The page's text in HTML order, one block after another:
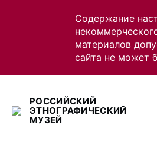
Содержание
материалов
сайта не может
РОССИЙСКИЙ
ЭТНОГРАФИЧЕСКИЙ
МУЗЕЙ